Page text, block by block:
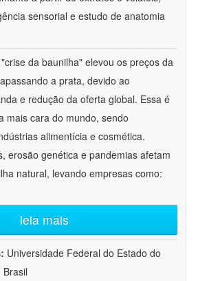
sensorial e estudo de anatomia
da baunilha" elevou os preços da
a prata, devido ao
e redução da oferta global. Essa é
mais cara do mundo, sendo
alimentícia e cosmética.
erosão genética e pandemias afetam
natural, levando empresas como:
leia mais
Universidade Federal do Estado do